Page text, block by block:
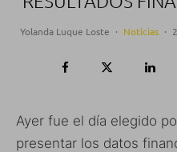
Yolanda Luque Loste · Noticias ·
Ayer fue el día elegido
presentar los datos